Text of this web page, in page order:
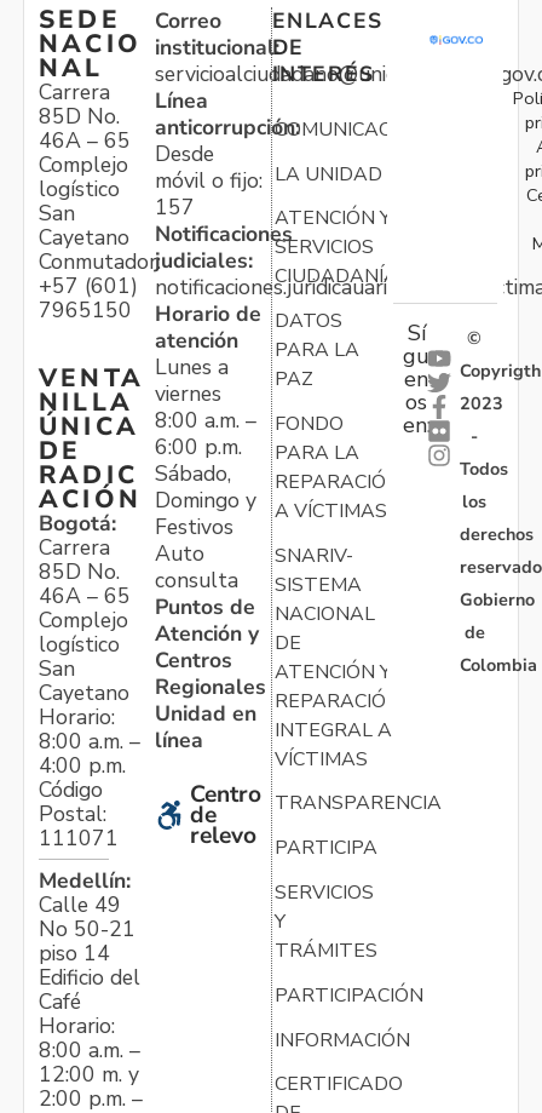
SEDE
NACIO
NAL
Carrera
85D No.
46A – 65
Complejo
logístico
San
Cayetano
Conmutador:
+57 (601)
7965150
VENTA
NILLA
ÚNICA
DE
RADIC
ACIÓN
Bogotá:
Carrera
85D No.
46A – 65
Complejo
logístico
San
Cayetano
Horario:
8:00 a.m. –
4:00 p.m.
Código
Postal:
111071
Medellín:
Calle 49
No 50-21
piso 14
Edificio del
Café
Horario:
8:00 a.m. –
12:00 m. y
2:00 p.m. –
Correo
institucional:
Línea
anticorrupción:
Desde
móvil o fijo:
157
Notificaciones
judiciales:
Horario de
atención
Lunes a
viernes
8:00 a.m. –
6:00 p.m.
Sábado,
Domingo y
Festivos
Auto
consulta
Puntos de
Atención y
Centros
Regionales
Unidad en
línea
Centro
de
relevo
ENLACES
DE
INTERÉS
COMUNICACIONES
LA UNIDAD
ATENCIÓN Y
SERVICIOS
CIUDADANÍA
DATOS
PARA LA
PAZ
FONDO
PARA LA
REPARACIÓN
A VÍCTIMAS
SNARIV-
SISTEMA
NACIONAL
DE
ATENCIÓN Y
REPARACIÓN
INTEGRAL A
VÍCTIMAS
TRANSPARENCIA
PARTICIPA
SERVICIOS
Y
TRÁMITES
PARTICIPACIÓN
INFORMACIÓN
CERTIFICADO
Sí
gu
en
os
en:
©
Copyrigth
2023
-
Todos
los
derechos
Gobierno
de
Colombia